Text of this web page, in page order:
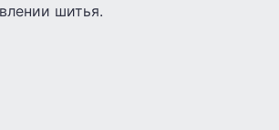
шитья.